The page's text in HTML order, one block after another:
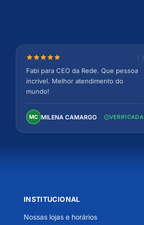
Nota 5 de 5 estrelas
Fabi para CEO da Rede. Que pessoa
incrível. Melhor atendimento do
mundo!
MC MILENA CAMARGO VERIFICADA
INSTITUCIONAL
Nossas lojas e horários